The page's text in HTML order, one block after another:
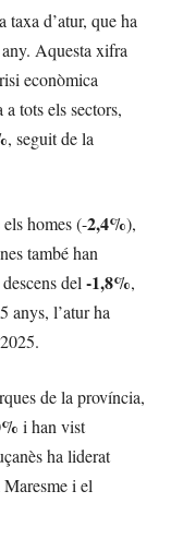
d’atur, que ha
Aquesta xifra
econòmica
tots els sectors,
, seguit de la
homes (-2,4%),
també han
del -1,8%,
anys, l’atur ha
de la província,
i han vist
ha liderat
i el